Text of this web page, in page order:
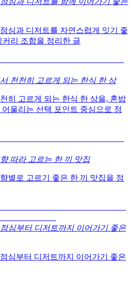
심과 디저트를 자연스럽게 잇기 좋
커리 조합을 정리한 글
천천히 고르게 되는 한식 한 상
히 고르게 되는 한식 한 상을, 혼밥
울리는 선택 포인트 중심으로 정
따라 고르는 한 끼 맛집
별로 고르기 좋은 한 끼 맛집을 정
심부터 디저트까지 이어가기 좋은
심부터 디저트까지 이어가기 좋은